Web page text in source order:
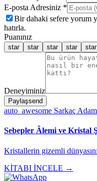
E-posta Adresiniz *
Bir dahaki sefere yorum
hatırla.
Puanınız
star star star star star
Deneyiminiz
Paylaşsend
auto_awesome Sarkaç
Sebepler Âlemi ve Kristal
Kristallerin gizemli
KİTABI İNCELE →